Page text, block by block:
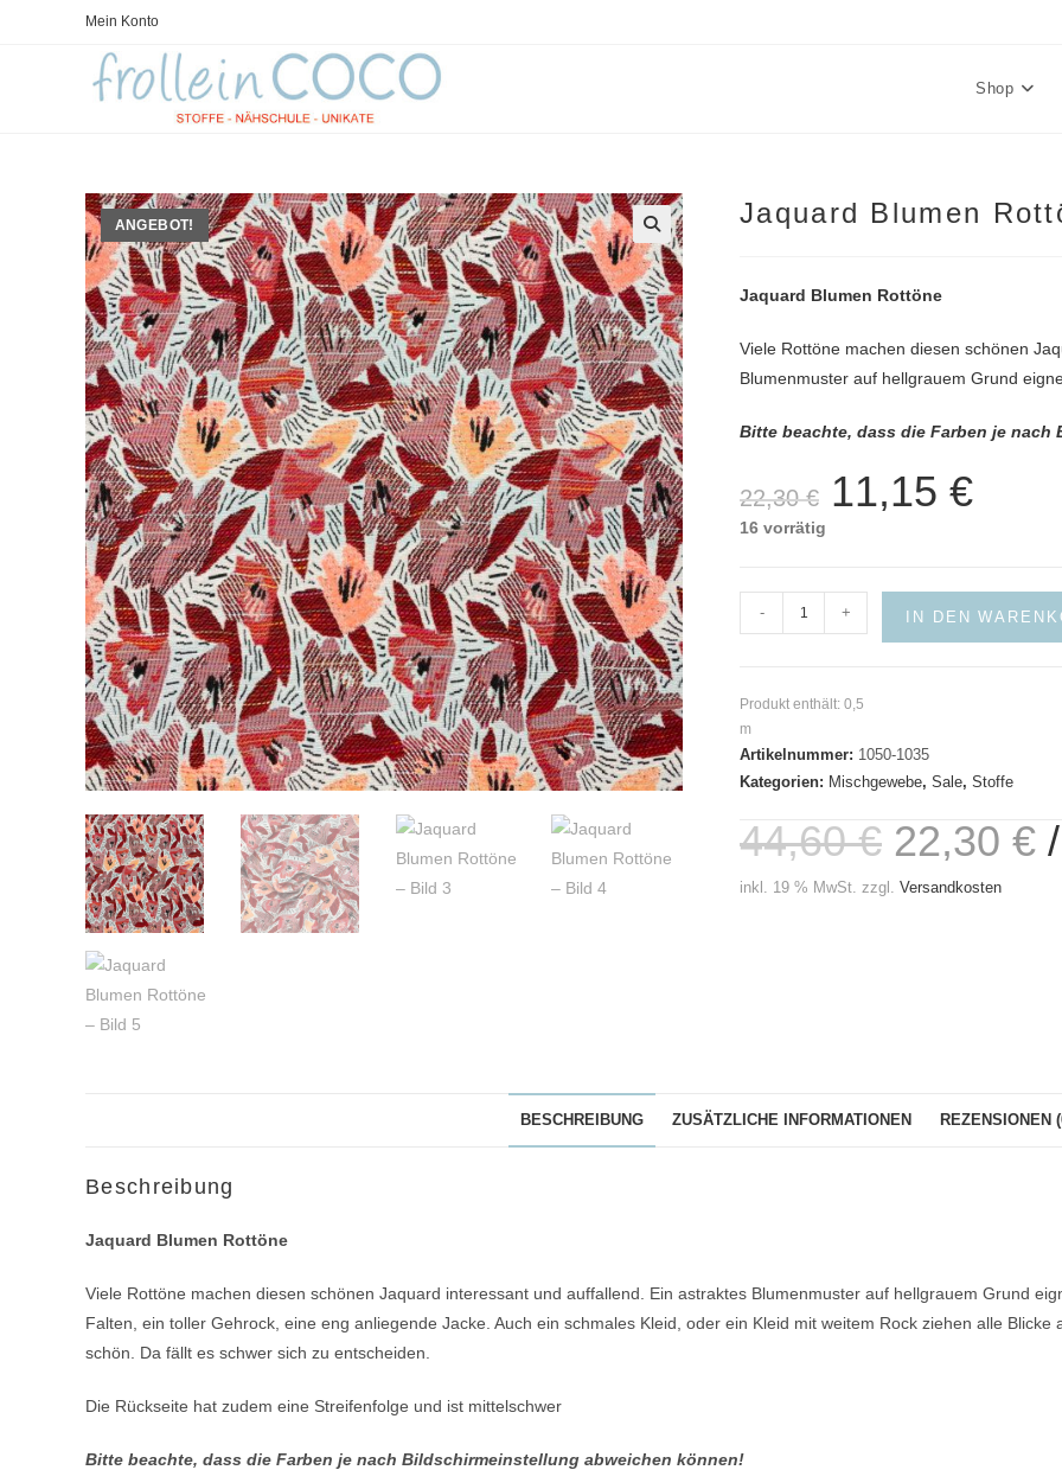
Mein Konto
Shop
ANGEBOT!
🔍
Jaquard Blumen
Jaquard Blumen Rottöne
Viele Rottöne machen diesen schönen
Blumenmuster auf hellgrauem Grund
Bitte beachte, dass die Farben je
22,30€
Ursprünglicher
war:
11,15 €Aktueller
16 vorrätig
Blumen
- + IN DEN
Produkt enthält: 0,5
m
Artikelnummer: 1050-1035
Kategorien: Mischgewebe, Sale, Stoffe
44,60€ 22,30 € /
inkl. 19 % MwSt. zzgl. Versandkosten
BESCHREIBUNG ZUSÄTZLICHE INFORMATIONEN REZENSIONEN
Beschreibung
Jaquard Blumen Rottöne
Viele Rottöne machen diesen schönen Jaquard interessant und auffallend. Ein astraktes Blumenmuster auf hellgrauem Grund
Falten, ein toller Gehrock, eine eng anliegende Jacke. Auch ein schmales Kleid, oder ein Kleid mit weitem Rock ziehen alle
schön. Da fällt es schwer sich zu entscheiden.
Die Rückseite hat zudem eine Streifenfolge und ist mittelschwer
Bitte beachte, dass die Farben je nach Bildschirmeinstellung abweichen können!